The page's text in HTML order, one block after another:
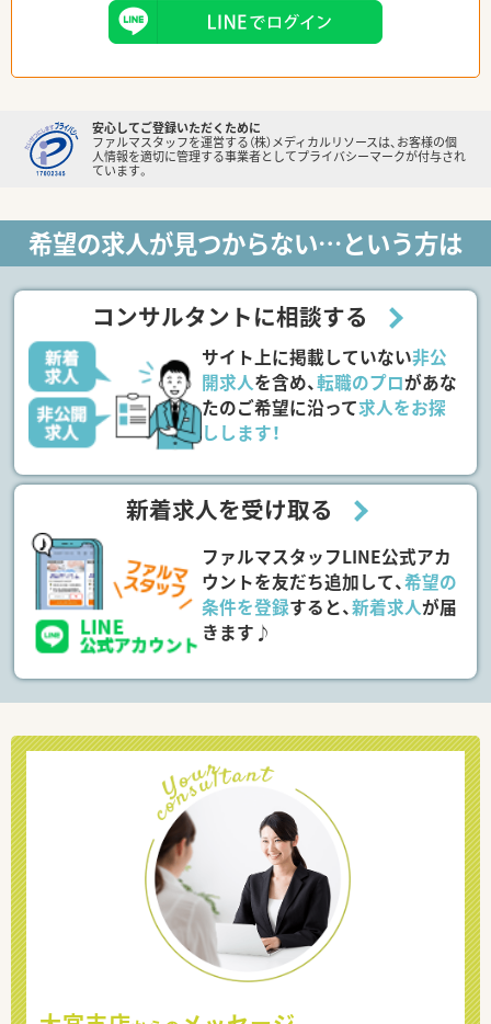
安心してご登録いただくために
ファルマスタッフを運営する（株）メディカルリソースは、お客様の個
人情報を適切に管理する事業者としてプライバシーマークが付与され
ています。
希望の求人が見つからない…という方は
コンサルタントに相談する
サイト上に掲載していない非公
開求人を含め、転職のプロがあな
たのご希望に沿って求人をお探
しします！
新着求人を受け取る
ファルマスタッフLINE公式アカ
ウントを友だち追加して、希望の
条件を登録すると、新着求人が届
きます♪